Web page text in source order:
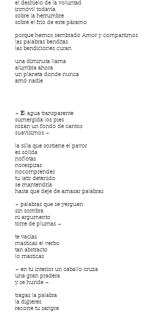
el deshielo de la voluntad
inmóvil todavía
sobre la herrumbre
sobre el frío de este páramo
porque hemos sembrado Amor y compartimos
las palabras benditas
las bendiciones curan
una diminuta llama
alumbra ahora
un planeta donde nunca
amó nadie
– El agua transparente
sumergida los pies
rozan un fondo de cantos
suavísimos –
la silla que sostiene el pavor
es sólida
noflotas
norespiras
nocomprendes
tu latir detenido
se mantendría
hasta que deje de amasar palabras
– palabras que se yerguen
sin sombra
ni argumento
torre de plumas –
te vacías
masticas el verbo
tan abstracto
lo masticas
– en tu interior un caballo cruza
una gran pradera
y se hunde –
tragas la palabra
la digieres
recorre tu sangre